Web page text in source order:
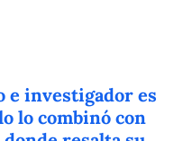
e investigador es
lo combinó con